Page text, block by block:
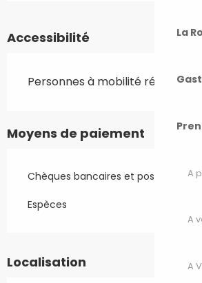
La
A
A
A
Accessibilité
Personnes à mobilité réduite
Moyens de paiement
Chèques bancaires et postaux
Espèces
Localisation